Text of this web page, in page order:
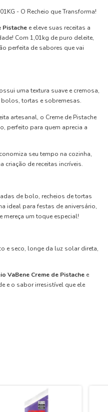
- O Recheio que Transforma!
Pistache e eleve suas receitas a
Com 1,01kg de puro deleite,
perfeita de sabores que vai
uma textura suave e cremosa,
tortas e sobremesas.
artesanal, o Creme de Pistache
perfeito para quem aprecia a
seu tempo na cozinha,
criação de receitas incríveis.
de bolo, recheios de tortas
ideal para festas de aniversário,
mereça um toque especial!
e seco, longe da luz solar direta,
VaBene Creme de Pistache e
e o sabor irresistível que ele